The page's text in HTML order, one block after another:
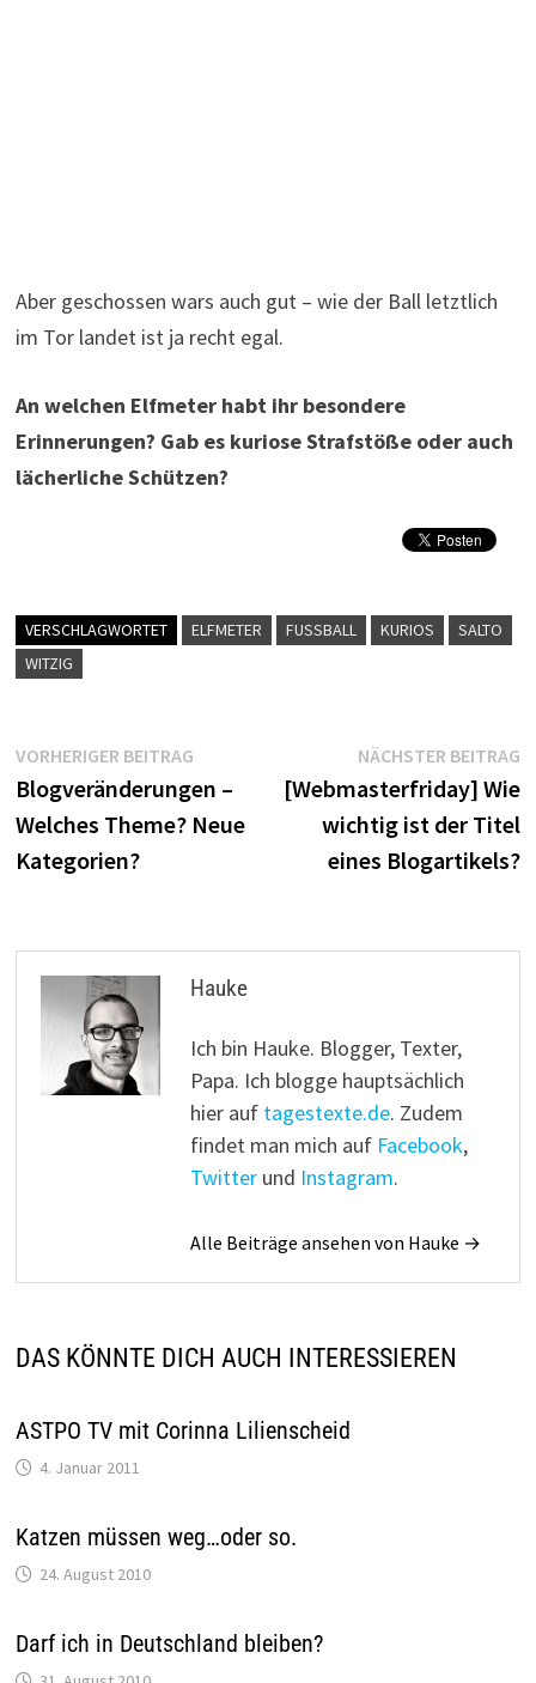
Aber geschossen wars auch gut – wie der Ball letztlich
im Tor landet ist ja recht egal.
An welchen Elfmeter habt ihr besondere
Erinnerungen? Gab es kuriose Strafstöße oder auch
lächerliche Schützen?
VERSCHLAGWORTET ELFMETER FUSSBALL KURIOS
SALTO
WITZIG
Beitragsnavigation
VORHERIGER BEITRAGVorheriger
Beitrag:
Blogveränderungen –
Welches Theme? Neue
Kategorien?
NÄCHSTER BEITRAG
[Webmasterfriday] Wie
wichtig ist der Titel
eines Blogartikels?
Hauke
Ich bin Hauke. Blogger, Texter,
Papa. Ich blogge hauptsächlich
hier auf tagestexte.de. Zudem
findet man mich auf Facebook,
Twitterund Instagram.
Alle Beiträge ansehen von Hauke →
DAS KÖNNTE DICH AUCH INTERESSIEREN
ASTPO TV mit Corinna Lilienscheid
4. Januar 2011
Katzen müssen weg…oder so.
24. August 2010
Darf ich in Deutschland bleiben?